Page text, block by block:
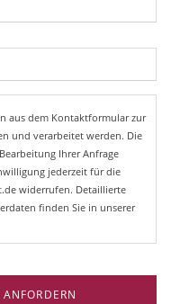
aus dem Kontaktformular zur
und verarbeitet werden. Die
Ihrer Anfrage
jederzeit für die
widerrufen. Detaillierte
finden Sie in unserer